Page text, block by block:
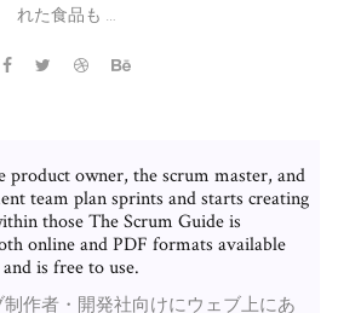
れた食品も …
product owner, the scrum master, and
team plan sprints and starts creating
those The Scrum Guide is
online and PDF formats available
is free to use.
作者・開発社向けにウェブ上にあ